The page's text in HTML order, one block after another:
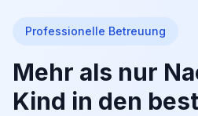
Professionelle Betreuung
Mehr als nur
Kind in den